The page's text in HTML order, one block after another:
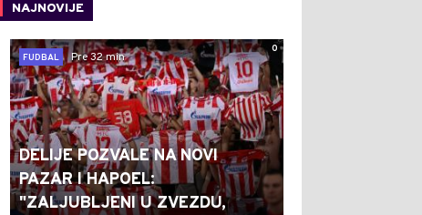
NAJNOVIJE
0
FUDBAL
Pre 32 min
DELIJE POZVALE NA NOVI
PAZAR I HAPOEL:
"ZALJUBLJENI U ZVEZDU,